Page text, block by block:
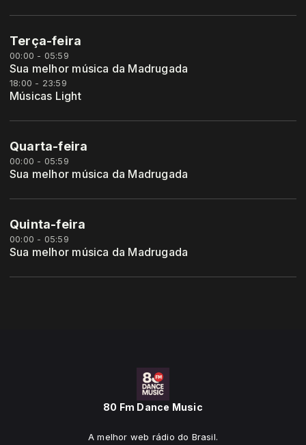
Terça-feira
00:00 - 05:59
Sua melhor música da Madrugada
18:00 - 23:59
Músicas Light
Quarta-feira
00:00 - 05:59
Sua melhor música da Madrugada
Quinta-feira
00:00 - 05:59
Sua melhor música da Madrugada
80 Fm Dance Music
A melhor web rádio do Brasil.